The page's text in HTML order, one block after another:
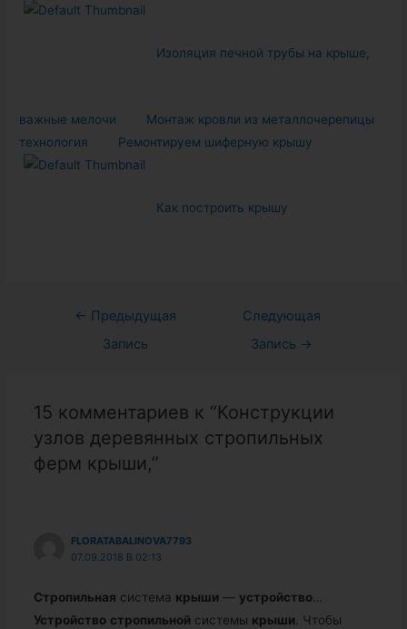
Изоляция печной трубы на крыше,
важные мелочи
Монтаж кровли из металлочерепицы
технология
Ремонтируем шиферную крышу
Как построить крышу
Навигация
← Предыдущая
Запись
Следующая
Запись →
15 комментариев к “Конструкции
узлов деревянных стропильных
ферм крыши,”
FLORATABALINOVA7793
07.09.2018 В 02:13
Стропильная система крыши — устройство…
Устройство стропильной системы крыши. Чтобы